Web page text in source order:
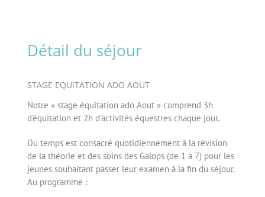
Détail du séjour
STAGE EQUITATION ADO AOUT
Notre « stage équitation ado Aout » comprend 3h
d’équitation et 2h d’activités équestres chaque jour.
Du temps est consacré quotidiennement à la révision
de la théorie et des soins des Galops (de 1 à 7) pour les
jeunes souhaitant passer leur examen à la fin du séjour.
Au programme :